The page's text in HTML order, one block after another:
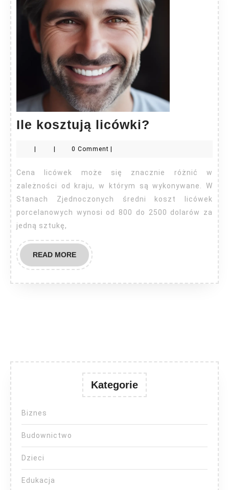
Ile kosztują licówki?
0 Comment
Cena licówek może się znacznie różnić w
zależności od kraju, w którym są wykonywane. W
Stanach Zjednoczonych średni koszt licówek
porcelanowych wynosi od 800 do 2500 dolarów za
jedną sztukę,
READ MOREREAD
MORE
Kategorie
Biznes
Budownictwo
Dzieci
Edukacja